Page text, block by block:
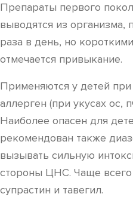
Препараты первого
выводятся из организма,
раза в день, но
отмечается привыкание.
Применяются у детей
аллерген (при укусах ос,
Наиболее опасен для
рекомендован также
вызывать сильную
стороны ЦНС. Чаще всего
супрастин и тавегил.